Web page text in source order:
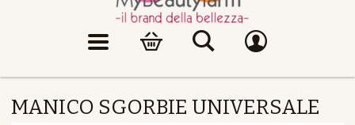
MANICO SGORBIE UNIVERSALE